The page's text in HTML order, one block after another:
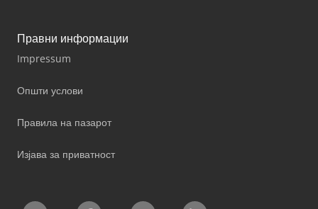
Правни информации
Impressum
Општи услови
Правила на пазарот
Изјава за приватност